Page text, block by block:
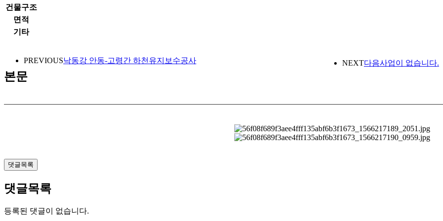
건물구조
면적
기타
PREVIOUS낙동강 안동-고령간 하천유지보수공사 NEXT다음사업이 없습니다.
본문
댓글목록
댓글목록
등록된 댓글이 없습니다.